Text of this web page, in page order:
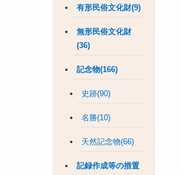
有形民俗文化財(9)
無形民俗文化財
(36)
記念物(166)
史跡(90)
名勝(10)
天然記念物(66)
記録作成等の措置